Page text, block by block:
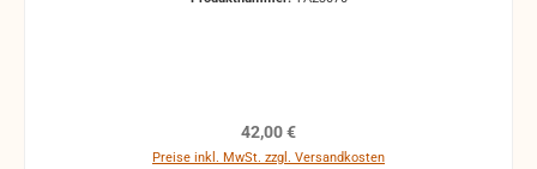
Regulärer Preis:
42,00 €
Preise inkl. MwSt. zzgl. Versandkosten